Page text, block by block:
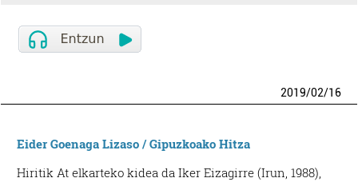
2019/02/16
Eider Goenaga Lizaso / Gipuzkoako Hitza
Hiritik At elkarteko kidea da Iker Eizagirre (Irun, 1988),